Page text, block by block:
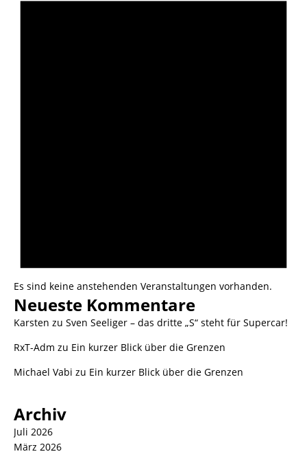
Es sind keine anstehenden Veranstaltungen vorhanden.
Neueste Kommentare
Karsten zu Sven Seeliger – das dritte „S“ steht für Supercar!
RxT-Adm zu Ein kurzer Blick über die Grenzen
Michael Vabi zu Ein kurzer Blick über die Grenzen
Archiv
Juli 2026
März 2026